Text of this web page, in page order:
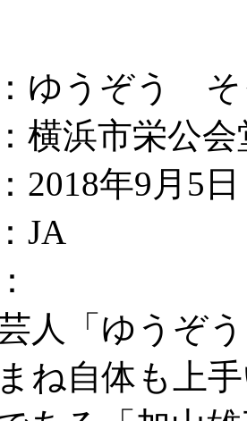
ゆうぞう そ
浜市栄公会
2018年9月5日
JA
人「ゆうぞ
ね自体も上